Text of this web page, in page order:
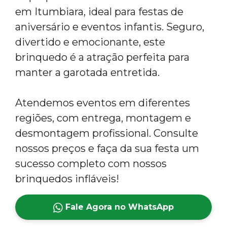
em Itumbiara, ideal para festas de
aniversário e eventos infantis. Seguro,
divertido e emocionante, este
brinquedo é a atração perfeita para
manter a garotada entretida.
Atendemos eventos em diferentes
regiões, com entrega, montagem e
desmontagem profissional. Consulte
nossos preços e faça da sua festa um
sucesso completo com nossos
brinquedos infláveis!
Fale Agora no WhatsApp